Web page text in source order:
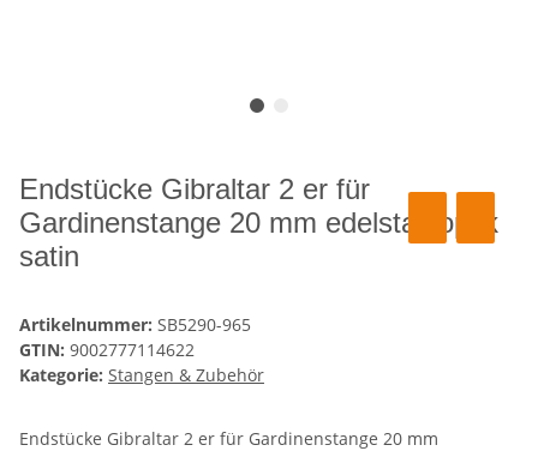
Endstücke Gibraltar 2 er für
Gardinenstange 20 mm edelstahloptik
satin
Artikelnummer: SB5290-965
GTIN: 9002777114622
Kategorie: Stangen & Zubehör
Endstücke Gibraltar 2 er für Gardinenstange 20 mm